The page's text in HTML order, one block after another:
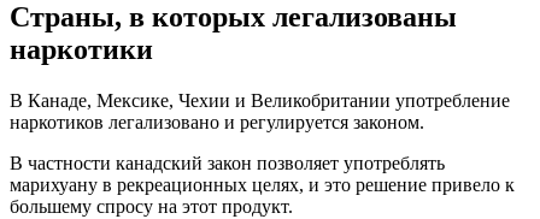
Страны, в которых легализованы
наркотики
В Канаде, Мексике, Чехии и Великобритании употребление
наркотиков легализовано и регулируется законом.
В частности канадский закон позволяет употреблять
марихуану в рекреационных целях, и это решение привело к
большему спросу на этот продукт.